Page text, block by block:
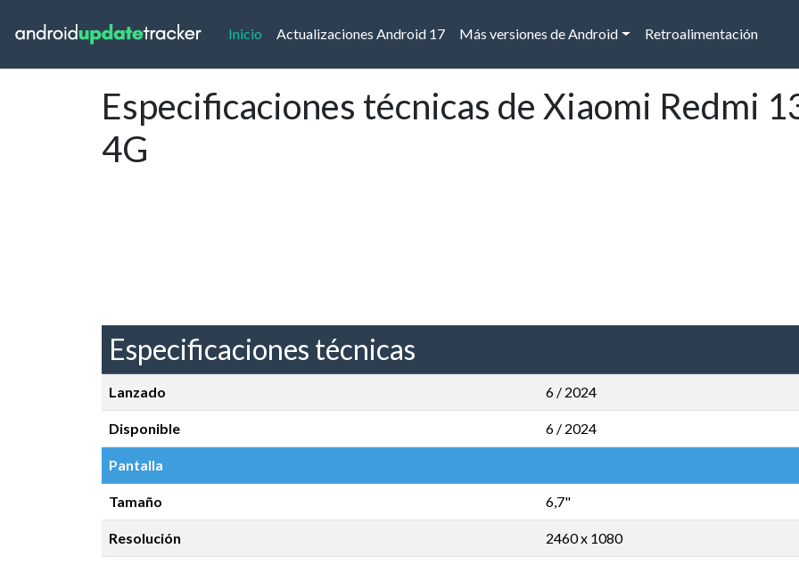
Inicio (current)
Actualizaciones Android 17 Más versiones de Android Retroalimentación
Especificaciones técnicas de Xiaomi Redmi
4G
Especificaciones técnicas
Lanzado 6 / 2024
Disponible 6 / 2024
Pantalla
Tamaño 6,7"
Resolución 2460 x 1080